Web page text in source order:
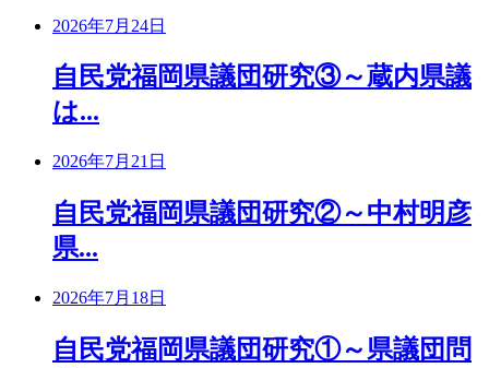
2026年7月24日
自民党福岡県議団研究③～蔵内県議
は...
2026年7月21日
自民党福岡県議団研究②～中村明彦
県...
2026年7月18日
自民党福岡県議団研究①～県議団問